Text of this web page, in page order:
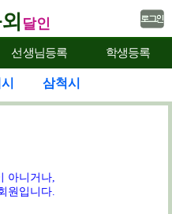
달인
선생님등록 학생등록
삼척시
아니거나,
원입니다.